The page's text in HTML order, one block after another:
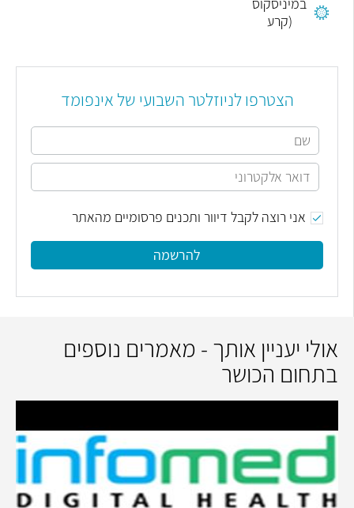
(קרע
הצטרפו לניוזלטר השבועי של אינפומד
אני רוצה לקבל דיוור ותכנים פרסומיים מהאתר
להרשמה
אולי יעניין אותך - מאמרים נוספים
בתחום הכושר